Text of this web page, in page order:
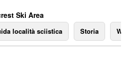
Ski Area
località sciistica Storia